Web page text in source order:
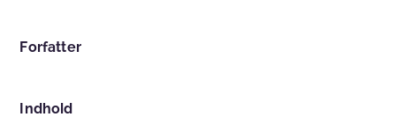
Forfatter
Indhold